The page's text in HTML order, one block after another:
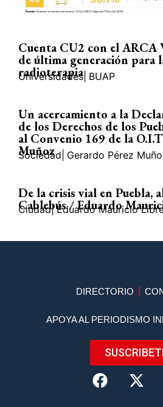
Cuenta CU2 con el ARCA
de última generación para
radioterapia
Universidades| BUAP
Un acercamiento a la
de los Derechos de los
al Convenio 169 de la
Muñoz
Sociedad Gerardo Pérez
De la crisis vial en Puebla,
Cablebús / Eduardo
Ciudad| Eduardo Mauricio
DIRECTORIO
APOYA AL PERIODISMO